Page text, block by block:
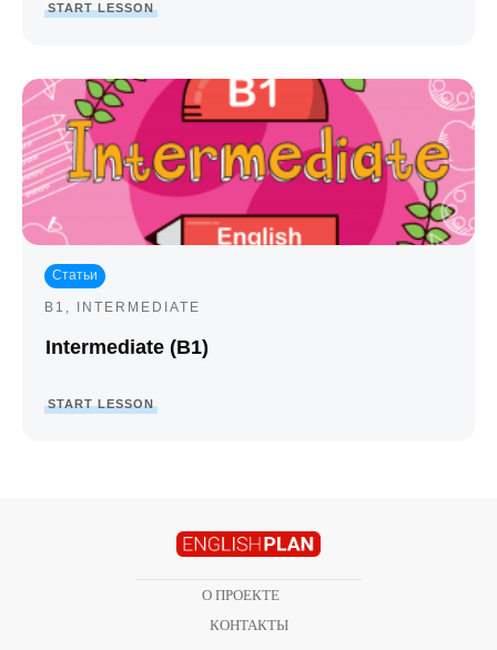
START LESSON
Статьи
B1 , INTERMEDIATE
Intermediate (B1)
START LESSON
О ПРОЕКТЕ
КОНТАКТЫ